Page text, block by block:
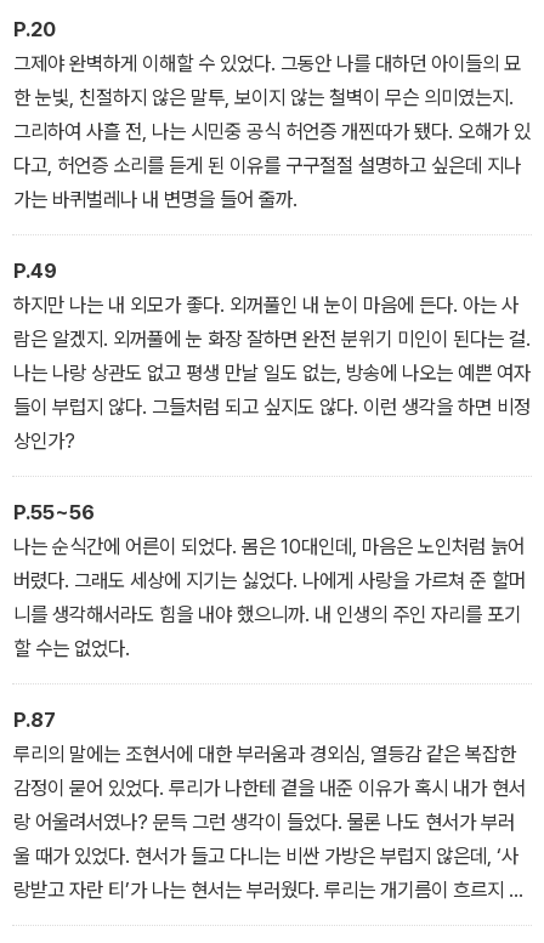
나는 과정을 따라간다. 인터넷에 고민을 털어놓기는 쉬운데 다른 아
이들의 마음을 들여다보기는 왜 이렇게 어렵기만 한지. 고백에 ‘타이
밍’이 필요하듯이, 관계에는 ‘경험치’가 필요한지도 모른다. 봄부터 겨
울까지, 수많은 꽃이 피고 지듯이 관계의 여러 면면을 맞닥뜨리면서
열다섯 살의 페이지를 넘기는 지민이의 평범한 듯 특별하고 조용한
듯 찬란한 이야기.
P.20
그제야 완벽하게 이해할 수 있었다. 그동안 나를 대하던 아이들의 묘
한 눈빛, 친절하지 않은 말투, 보이지 않는 철벽이 무슨 의미였는지.
그리하여 사흘 전, 나는 시민중 공식 허언증 개찐따가 됐다. 오해가 있
다고, 허언증 소리를 듣게 된 이유를 구구절절 설명하고 싶은데 지나
가는 바퀴벌레나 내 변명을 들어 줄까.
P.49
하지만 나는 내 외모가 좋다. 외꺼풀인 내 눈이 마음에 든다. 아는 사
람은 알겠지. 외꺼풀에 눈 화장 잘하면 완전 분위기 미인이 된다는 걸.
나는 나랑 상관도 없고 평생 만날 일도 없는, 방송에 나오는 예쁜 여자
들이 부럽지 않다. 그들처럼 되고 싶지도 않다. 이런 생각을 하면 비정
상인가?
P.55~56
나는 순식간에 어른이 되었다. 몸은 10대인데, 마음은 노인처럼 늙어
버렸다. 그래도 세상에 지기는 싫었다. 나에게 사랑을 가르쳐 준 할머
니를 생각해서라도 힘을 내야 했으니까. 내 인생의 주인 자리를 포기
할 수는 없었다.
P.87
루리의 말에는 조현서에 대한 부러움과 경외심, 열등감 같은 복잡한
감정이 묻어 있었다. 루리가 나한테 곁을 내준 이유가 혹시 내가 현서
랑 어울려서였나? 문득 그런 생각이 들었다. 물론 나도 현서가 부러
울 때가 있었다. 현서가 들고 다니는 비싼 가방은 부럽지 않은데, ‘사
랑받고 자란 티’가 나는 현서는 부러웠다. 루리는 개기름이 흐르지 않
는 현서의 깨끗한 피부를 부러워했지만, 나는 현서의 당당한 말투와